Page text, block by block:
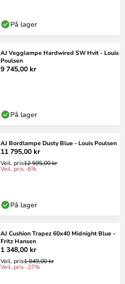
På lager
AJ Vegglampe Hardwired SW Hvit - Louis
Poulsen
9 745,00 kr
På lager
AJ Bordlampe Dusty Blue - Louis Poulsen
11 795,00 kr
Veil. pris12 595,00 kr
Veil. pris -6%
På lager
AJ Cushion Trapez 60x40 Midnight Blue -
Fritz Hansen
1 348,00 kr
Veil. pris1 849,00 kr
Veil. pris -27%